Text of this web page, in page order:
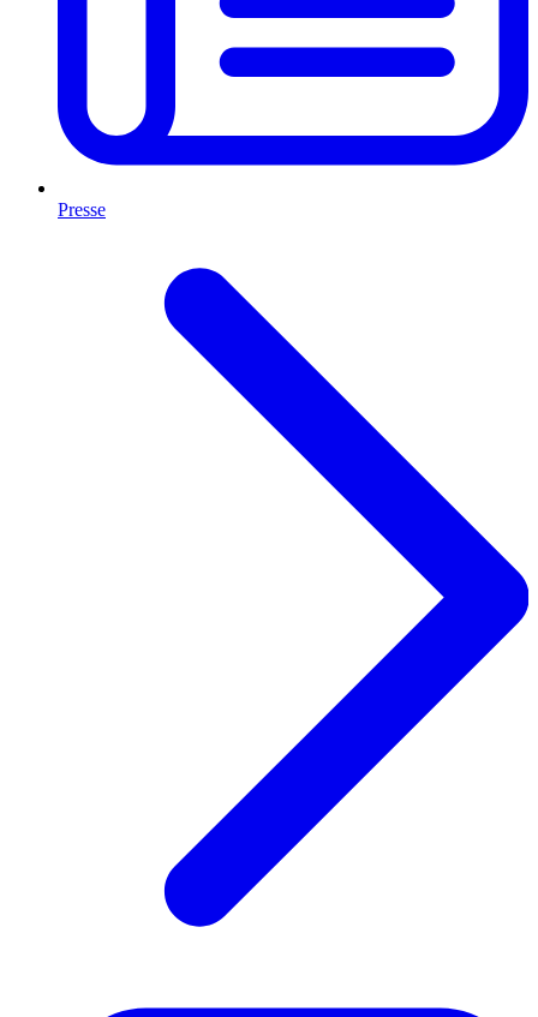
Presse